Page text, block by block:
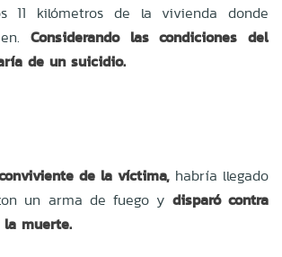
11 kilómetros de la vivienda donde
Considerando las condiciones del
de un suicidio.
de la víctima, habría llegado
un arma de fuego y disparó contra
la muerte.